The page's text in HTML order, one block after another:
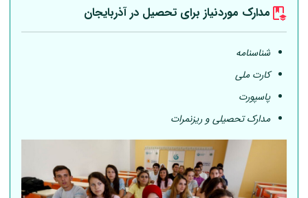
مدارک موردنیاز برای تحصیل در آذربایجان
شناسنامه
کارت ملی
پاسپورت
مدارک تحصیلی و ریزنمرات